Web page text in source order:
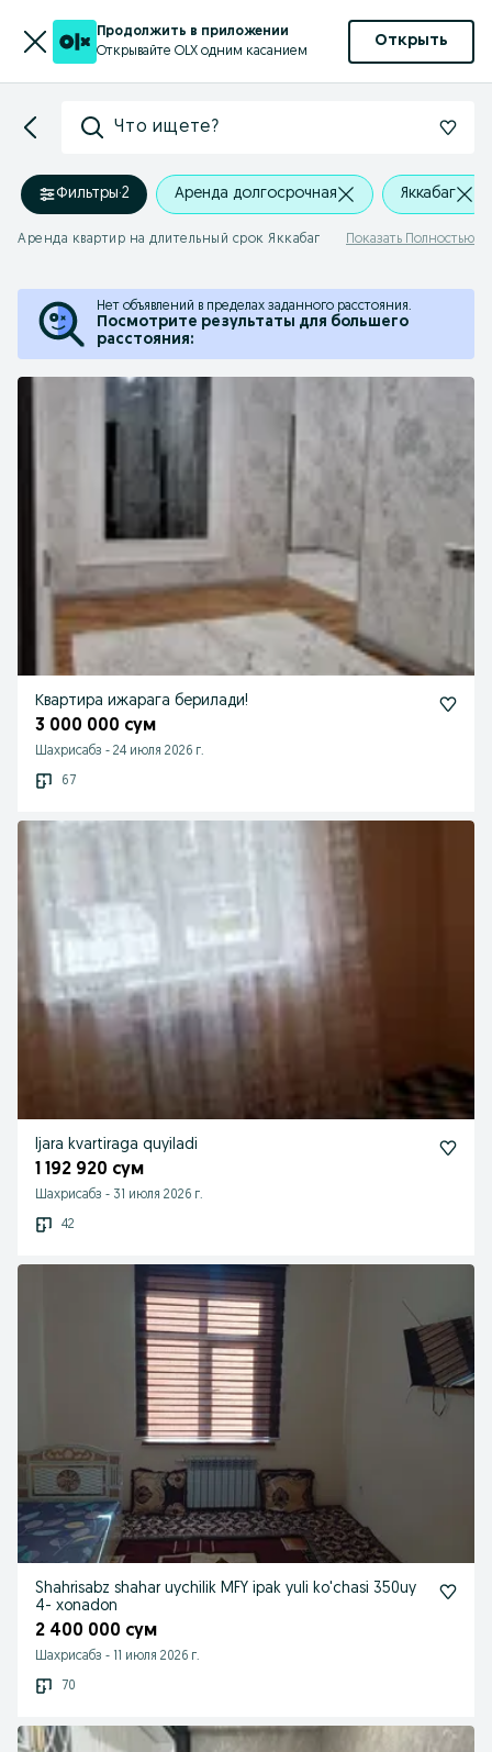
Продолжить в приложении
Открывайте OLX одним касанием
Открыть
Что ищете?
Фильтры·2 Аренда долгосрочная Яккабаг
Аренда квартир на длительный срок Яккабаг Показать Полностью
Нет объявлений в пределах заданного расстояния.
Посмотрите результаты для большего
расстояния:
Квартира ижарага берилади!
3 000 000 сум
Шахрисабз - 24 июля 2026 г.
67
Ijara kvartiraga quyiladi
1 192 920 сум
Шахрисабз - 31 июля 2026 г.
42
Shahrisabz shahar uychilik MFY ipak yuli ko'chasi 350uy
4- xonadon
2 400 000 сум
Шахрисабз - 11 июля 2026 г.
70